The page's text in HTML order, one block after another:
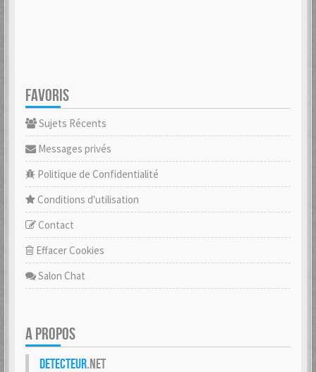
FAVORIS
Sujets Récents
Messages privés
Politique de Confidentialité
Conditions d'utilisation
Contact
Effacer Cookies
Salon Chat
A PROPOS
Detecteur.net